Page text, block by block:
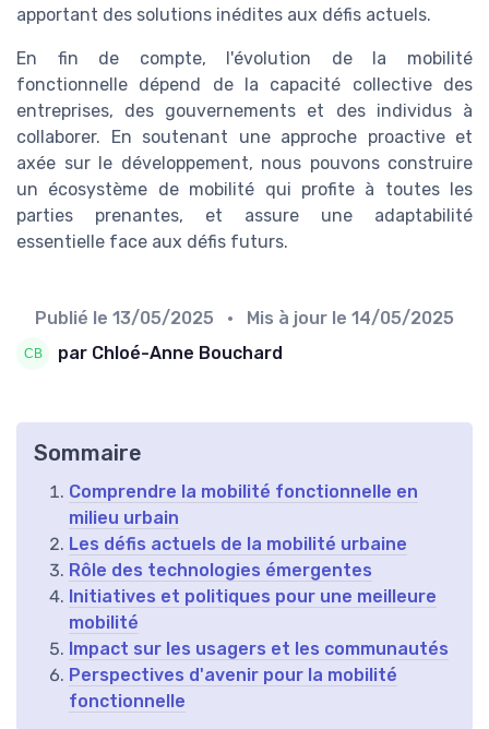
apportant des solutions inédites aux défis actuels.
En fin de compte, l'évolution de la mobilité
fonctionnelle dépend de la capacité collective des
entreprises, des gouvernements et des individus à
collaborer. En soutenant une approche proactive et
axée sur le développement, nous pouvons construire
un écosystème de mobilité qui profite à toutes les
parties prenantes, et assure une adaptabilité
essentielle face aux défis futurs.
Publié le 13/05/2025 • Mis à jour le 14/05/2025
par Chloé-Anne Bouchard
Sommaire
Comprendre la mobilité fonctionnelle en
milieu urbain
Les défis actuels de la mobilité urbaine
Rôle des technologies émergentes
Initiatives et politiques pour une meilleure
mobilité
Impact sur les usagers et les communautés
Perspectives d'avenir pour la mobilité
fonctionnelle